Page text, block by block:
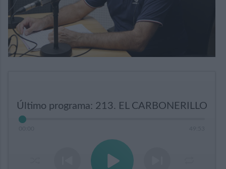
Último programa: 213. EL CARBONERILLO